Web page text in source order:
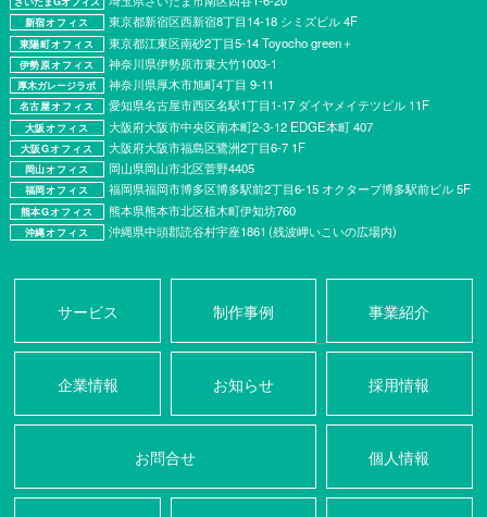
新宿オフィス 東京都新宿区西新宿8丁目14-18 シミズビル 4F
東陽町オフィス 東京都江東区南砂2丁目5-14 Toyocho green＋
伊勢原オフィス 神奈川県伊勢原市東大竹1003-1
厚木ガレージラボ 神奈川県厚⽊市旭町4丁⽬ 9-11
名古屋オフィス 愛知県名古屋市西区名駅1丁目1-17 ダイヤメイテツビル 11F
大阪オフィス 大阪府大阪市中央区南本町2-3-12 EDGE本町 407
大阪Gオフィス 大阪府大阪市福島区鷺洲2丁目6-7 1F
岡山オフィス 岡山県岡山市北区菅野4405
福岡オフィス 福岡県福岡市博多区博多駅前2丁目6-15 オクターブ博多駅前ビル 5F
熊本Gオフィス 熊本県熊本市北区植木町伊知坊760
沖縄オフィス 沖縄県中頭郡読谷村宇座1861 (残波岬いこいの広場内)
サービス 制作事例 事業紹介
企業情報 お知らせ 採用情報
お問合せ 個人情報